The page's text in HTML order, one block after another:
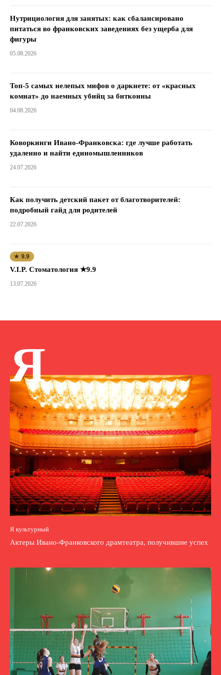
Нутрициология для занятых: как сбалансировано
питаться во франковских заведениях без ущерба для
фигуры
05.08.2026
Топ-5 самых нелепых мифов о даркнете: от «красных
комнат» до наемных убийц за биткоины
04.08.2026
Коворкинги Ивано-Франковска: где лучше работать
удаленно и найти единомышленников
24.07.2026
Как получить детский пакет от благотворителей:
подробный гайд для родителей
22.07.2026
★ 9.9
V.I.P. Стоматология ★9.9
13.07.2026
Я
Я культурный
Актеры Ивано-Франковского драмтеатра, получившие успех